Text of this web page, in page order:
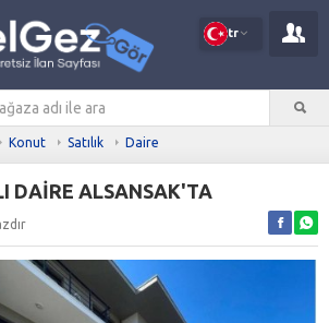
tr
Konut Satılık Daire
DAİRE ALSANSAK'TA